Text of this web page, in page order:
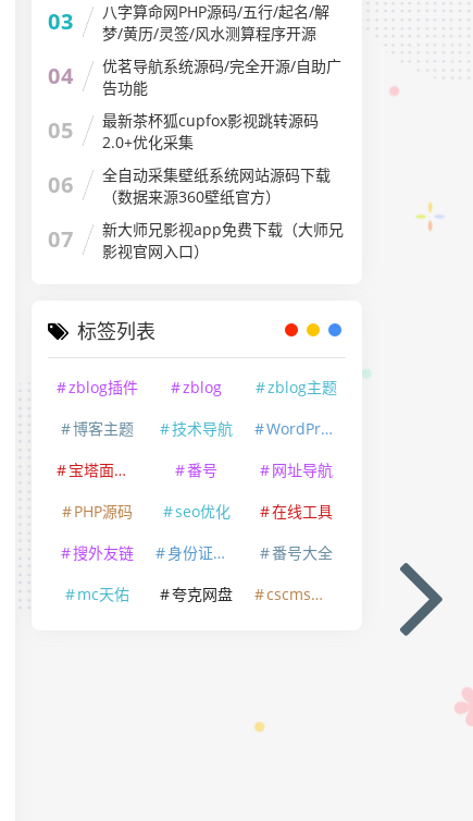
03
八字算命网PHP源码/五行/起名/解
梦/黄历/灵签/风水测算程序开源
04
优茗导航系统源码/完全开源/自助广
告功能
05
最新茶杯狐cupfox影视跳转源码
2.0+优化采集
06
全自动采集壁纸系统网站源码下载
（数据来源360壁纸官方）
07
新大师兄影视app免费下载（大师兄
影视官网入口）
标签列表
zblog插件 zblog
zblog主题
博客主题
技术导航
WordPress
宝塔面板专业版破解
番号
网址导航
PHP源码
seo优化
在线工具
搜外友链
身份证防沉迷
番号大全
mc天佑
夸克网盘 cscms模板